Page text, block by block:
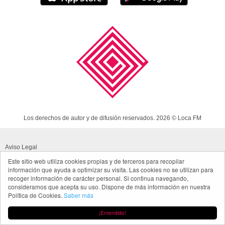
¡Entendido!
Este sitio web utiliza cookies propias y de terceros para recopilar
información que ayuda a optimizar su visita. Las cookies no se utilizan para
recoger información de carácter personal. Si continua navegando,
consideramos que acepta su uso. Dispone de más información en nuestra
Política de Cookies. Saber más
Los derechos de autor y de difusión reservados. 2026 © Loca FM
Aviso Legal
Política de cookies
Política de privacidad App